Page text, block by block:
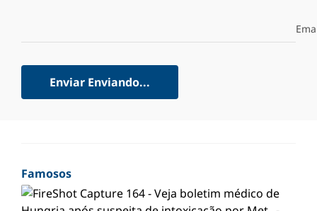
Enviar Enviando...
Famosos